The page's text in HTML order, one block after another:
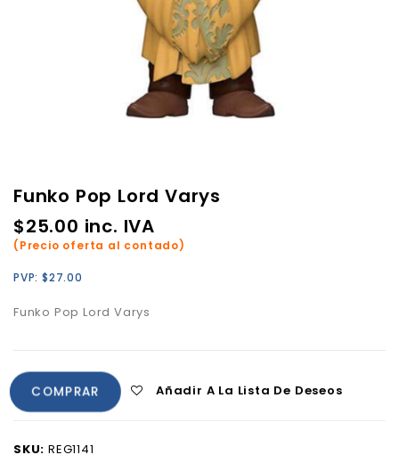
Funko Pop Lord Varys
$25.00 inc. IVA
(Precio oferta al contado)
PVP: $27.00
Funko Pop Lord Varys
COMPRAR Añadir A La Lista De Deseos
SKU: REG1141